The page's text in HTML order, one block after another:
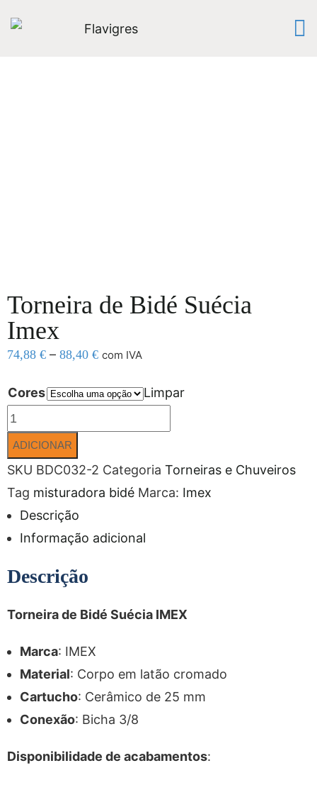
Torneira de Bidé Suécia
Imex
74,88 € – 88,40 € com IVA
Cores Limpar
ADICIONAR
SKU BDC032-2 Categoria Torneiras e Chuveiros
Tag misturadora bidé Marca: Imex
Descrição
Informação adicional
Descrição
Torneira de Bidé Suécia IMEX
Marca: IMEX
Material: Corpo em latão cromado
Cartucho: Cerâmico de 25 mm
Conexão: Bicha 3/8
Disponibilidade de acabamentos: